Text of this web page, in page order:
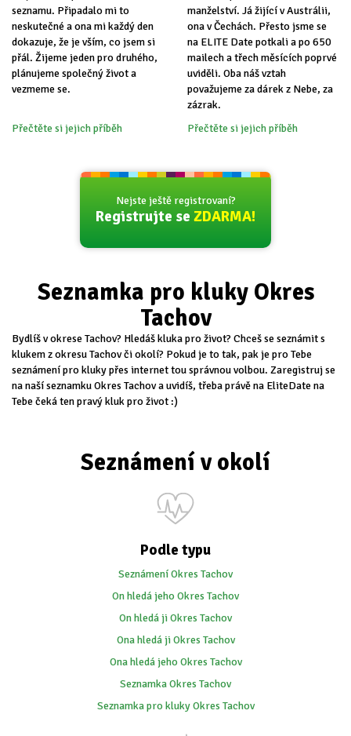
seznamu. Připadalo mi to
neskutečné a ona mi každý den
dokazuje, že je vším, co jsem si
přál. Žijeme jeden pro druhého,
plánujeme společný život a
vezmeme se.
Přečtěte si jejich příběh
manželství. Já žijící v Austrálii,
ona v Čechách. Přesto jsme se
na ELITE Date potkali a po 650
mailech a třech měsících poprvé
uviděli. Oba náš vztah
považujeme za dárek z Nebe, za
zázrak.
Přečtěte si jejich příběh
Nejste ještě registrovaní?
Registrujte se ZDARMA!
Seznamka pro kluky Okres
Tachov
Bydlíš v okrese Tachov? Hledáš kluka pro život? Chceš se seznámit s
klukem z okresu Tachov či okolí? Pokud je to tak, pak je pro Tebe
seznámení pro kluky přes internet tou správnou volbou. Zaregistruj se
na naší seznamku Okres Tachov a uvidíš, třeba právě na EliteDate na
Tebe čeká ten pravý kluk pro život :)
Seznámení v okolí
Podle typu
Seznámení Okres Tachov
On hledá jeho Okres Tachov
On hledá ji Okres Tachov
Ona hledá ji Okres Tachov
Ona hledá jeho Okres Tachov
Seznamka Okres Tachov
Seznamka pro kluky Okres Tachov